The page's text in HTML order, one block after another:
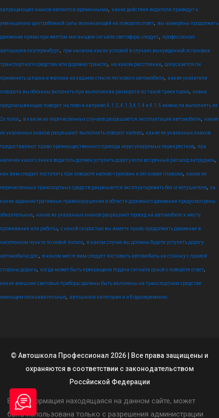
запрещающих знаков являются временными, какие действия водителя приведут к
уменьшению центробежной силы возникающей на повороте ответ, вы намерены продолжить
движение прямо при желтом мигающем сигнале светофора следует, профессионал
автошкола екатеринбург, при наличии каких условий в случаях вынужденной остановки
транспортного средства или дорожно транспо, на каком расстоянии, допускается ли
применять шторки и жалюзи на заднем стекле легкового автомобиля, какие указатели
поворота вы обязаны включить при выполнении разворота по такой траектории, знаки
предписывающие поворот на лево и направо 4.1.2, 4.1.3,4.1.4 и 4.1.5 можно ли выполнять из
2х полос, в каком из перечисленных случаев разрешается эксплуатация автомобиля, какие
из указанных знаков разрешают выполнить поворот налево, какие из указанных знаков
предоставляют право преимущественного проезда нерегулируемых перекрестков, при
наличии какого знака водитель должен уступить дорогу если встречный разъезд затруднен,
как вам следует поступить при повороте налево грузовик и легковая главная, какие из
перечисленных транспортных средств разрешается эксплуатировать без огнетушителя, за
какие административные правонарушения в области дорожного движения предусмотрены
обязательные, какие из указанных знаков разрешают проезд на автомобиле к месту
проживания или работы, с какой скоростью вы имеете право продолжить движение в
населенном пункте по левой полосе, в каком случае вы должны будете уступить дорогу
автомобилю дпс, в каком месте вам следует поставить автомобиль на стоянку с правой
стороны дороги, когда может быть прекращена подача сигнала рукой о повороте ответ,
какие внешние световые приборы должны быть включены на транспортном средстве
имеющем опознавательные, автошкола категория а и б одновременно
© Автошкола Профессионал 2026 | Все права защищены и
охраняются в соответствии с законодательством
Россйиской Федерации
Вся информация находящаяся на данном сайте, может
быть использована только с разрешения администрации